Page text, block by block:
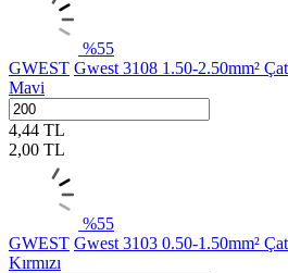
%55
GWEST Gwest 3108 1.50-2.50mm²
Mavi
4,44 TL
2,00 TL
%55
GWEST Gwest 3103 0.50-1.50mm²
Kırmızı